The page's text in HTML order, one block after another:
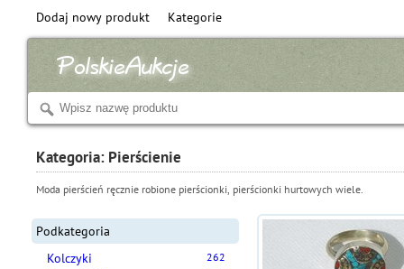
Dodaj nowy produkt Kategorie
Kategoria: Pierścienie
Moda pierścień ręcznie robione pierścionki, pierścionki hurtowych wiele.
Podkategoria
Kolczyki
262